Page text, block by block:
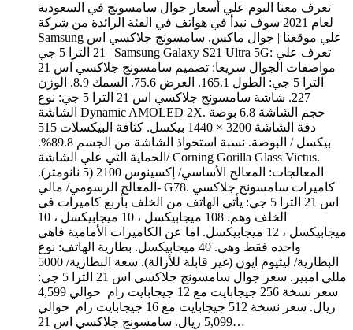
تعرف معنا اليوم علي أسعار جوال سامسونج في السعودية
لعام 2021 سوف نبدأ في هواتف في الفئة الرائدة من شركة
Samsung علي موقعنا | جوال ماكس. سامسونج جلاكسي اس
21 الترا 5 جي | Samsung Galaxy S21 Ultra 5G: تعرف علي
مواصفات الجوال سريعا: تصميم سامسونج جلاكسي اس 21
الترا 5 جي: الطول 165.1. العرض 75.6. السمك 8.9. الوزن
227. شاشة سامسونج جلاكسي اس 21 الترا 5 جي: نوع
الشاشة Dynamic AMOLED 2X. حجم الشاشة 6.8 بوصة
دقة الشاشة 3200 × 1440 بيكسل. كثافة البيكسلات 515
بيكسل / البوصة. نسبة استحواذ الشاشة من الجسم 89.8%.
الحماية التي علي الشاشة/ Corning Gorilla Glass Victus.
المعالجات: المعالج الأساسي/ إكسينوس 2100 (5 نانومتر).
المعالج الرسومي/ مالي- G78. كاميرات سامسونج جلاكسي
اس 21 الترا 5 جي: يأتي الهاتف من الخلف بأربع كاميرات في
الخلف وهم. 108 ميجابيكسل ، 10 ميجابيكسل ، 10
ميجابيكسل ، 12 ميجابيكسل. اما عن الكاميرات الأمامية فاهي
واحده فقط وهي. 40 ميجابيكسل. بطارية الهاتف: نوع
البطارية/ ليثيوم ايون (غير قابلة للأزالة). سعة البطارية/ 5000
مللي امبير. سعر جوال سامسونج جلاكسي اس 21 الترا 5 جي:
سعر نسخة 256 جيجابايت مع 12 جيجابايت رام حوالي 4,599
ريال. سعر نسخة 512 جيجابايت مع 16 جيجابايت رام حوالي
5,099 ريال. سامسونج جلاكسي اس 21…